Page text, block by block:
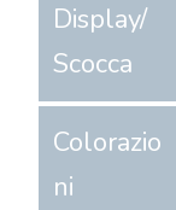
Display/
Scocca
Colorazio
ni